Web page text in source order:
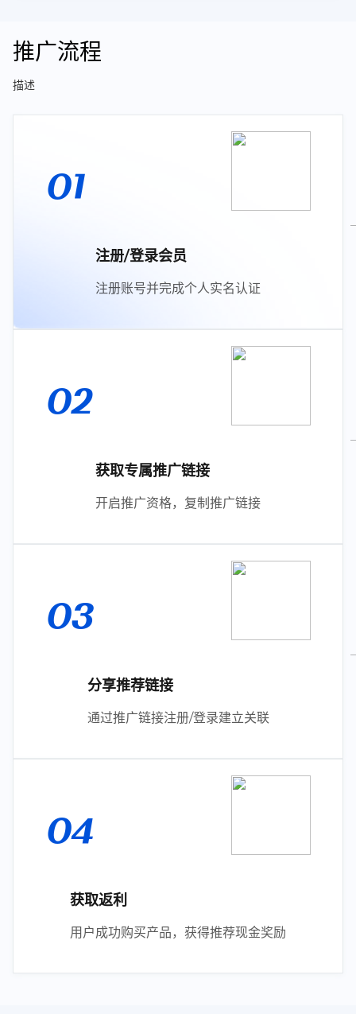
推广流程
描述
01
注册/登录会员
注册账号并完成个人实名认证
02
获取专属推广链接
开启推广资格，复制推广链接
03
分享推荐链接
通过推广链接注册/登录建立关联
04
获取返利
用户成功购买产品，获得推荐现金奖励